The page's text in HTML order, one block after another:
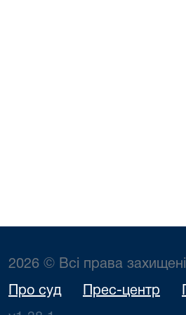
2026 © Всі права захищені
Про суд Прес-центр